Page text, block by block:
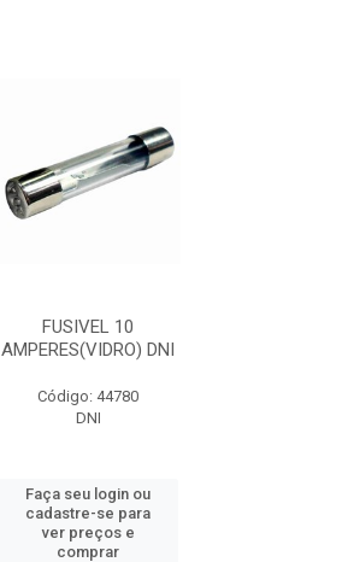
FUSIVEL 10
AMPERES(VIDRO) DNI
Código: 44780
DNI
Faça seu login ou
cadastre-se para
ver preços e
comprar